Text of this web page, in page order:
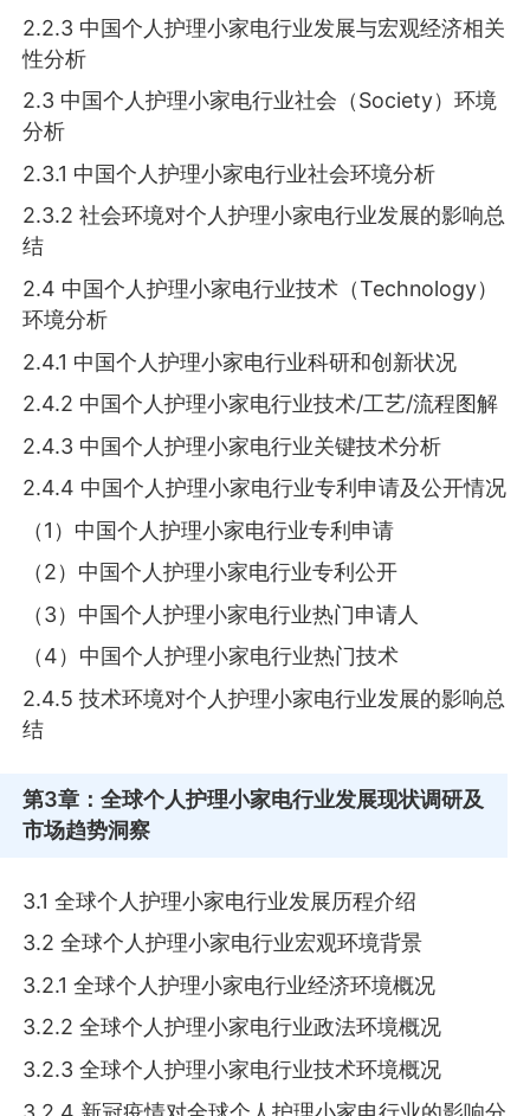
2.2.3 中国个人护理小家电行业发展与宏观经济相关
性分析
2.3 中国个人护理小家电行业社会（Society）环境
分析
2.3.1 中国个人护理小家电行业社会环境分析
2.3.2 社会环境对个人护理小家电行业发展的影响总
结
2.4 中国个人护理小家电行业技术（Technology）
环境分析
2.4.1 中国个人护理小家电行业科研和创新状况
2.4.2 中国个人护理小家电行业技术/工艺/流程图解
2.4.3 中国个人护理小家电行业关键技术分析
2.4.4 中国个人护理小家电行业专利申请及公开情况
（1）中国个人护理小家电行业专利申请
（2）中国个人护理小家电行业专利公开
（3）中国个人护理小家电行业热门申请人
（4）中国个人护理小家电行业热门技术
2.4.5 技术环境对个人护理小家电行业发展的影响总
结
第3章 ：全球个人护理小家电行业发展现状调研及
市场趋势洞察
3.1 全球个人护理小家电行业发展历程介绍
3.2 全球个人护理小家电行业宏观环境背景
3.2.1 全球个人护理小家电行业经济环境概况
3.2.2 全球个人护理小家电行业政法环境概况
3.2.3 全球个人护理小家电行业技术环境概况